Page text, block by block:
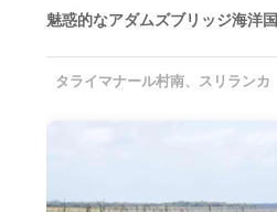
魅惑的なアダムズブリッジ海洋
タライマナール村南、スリランカ